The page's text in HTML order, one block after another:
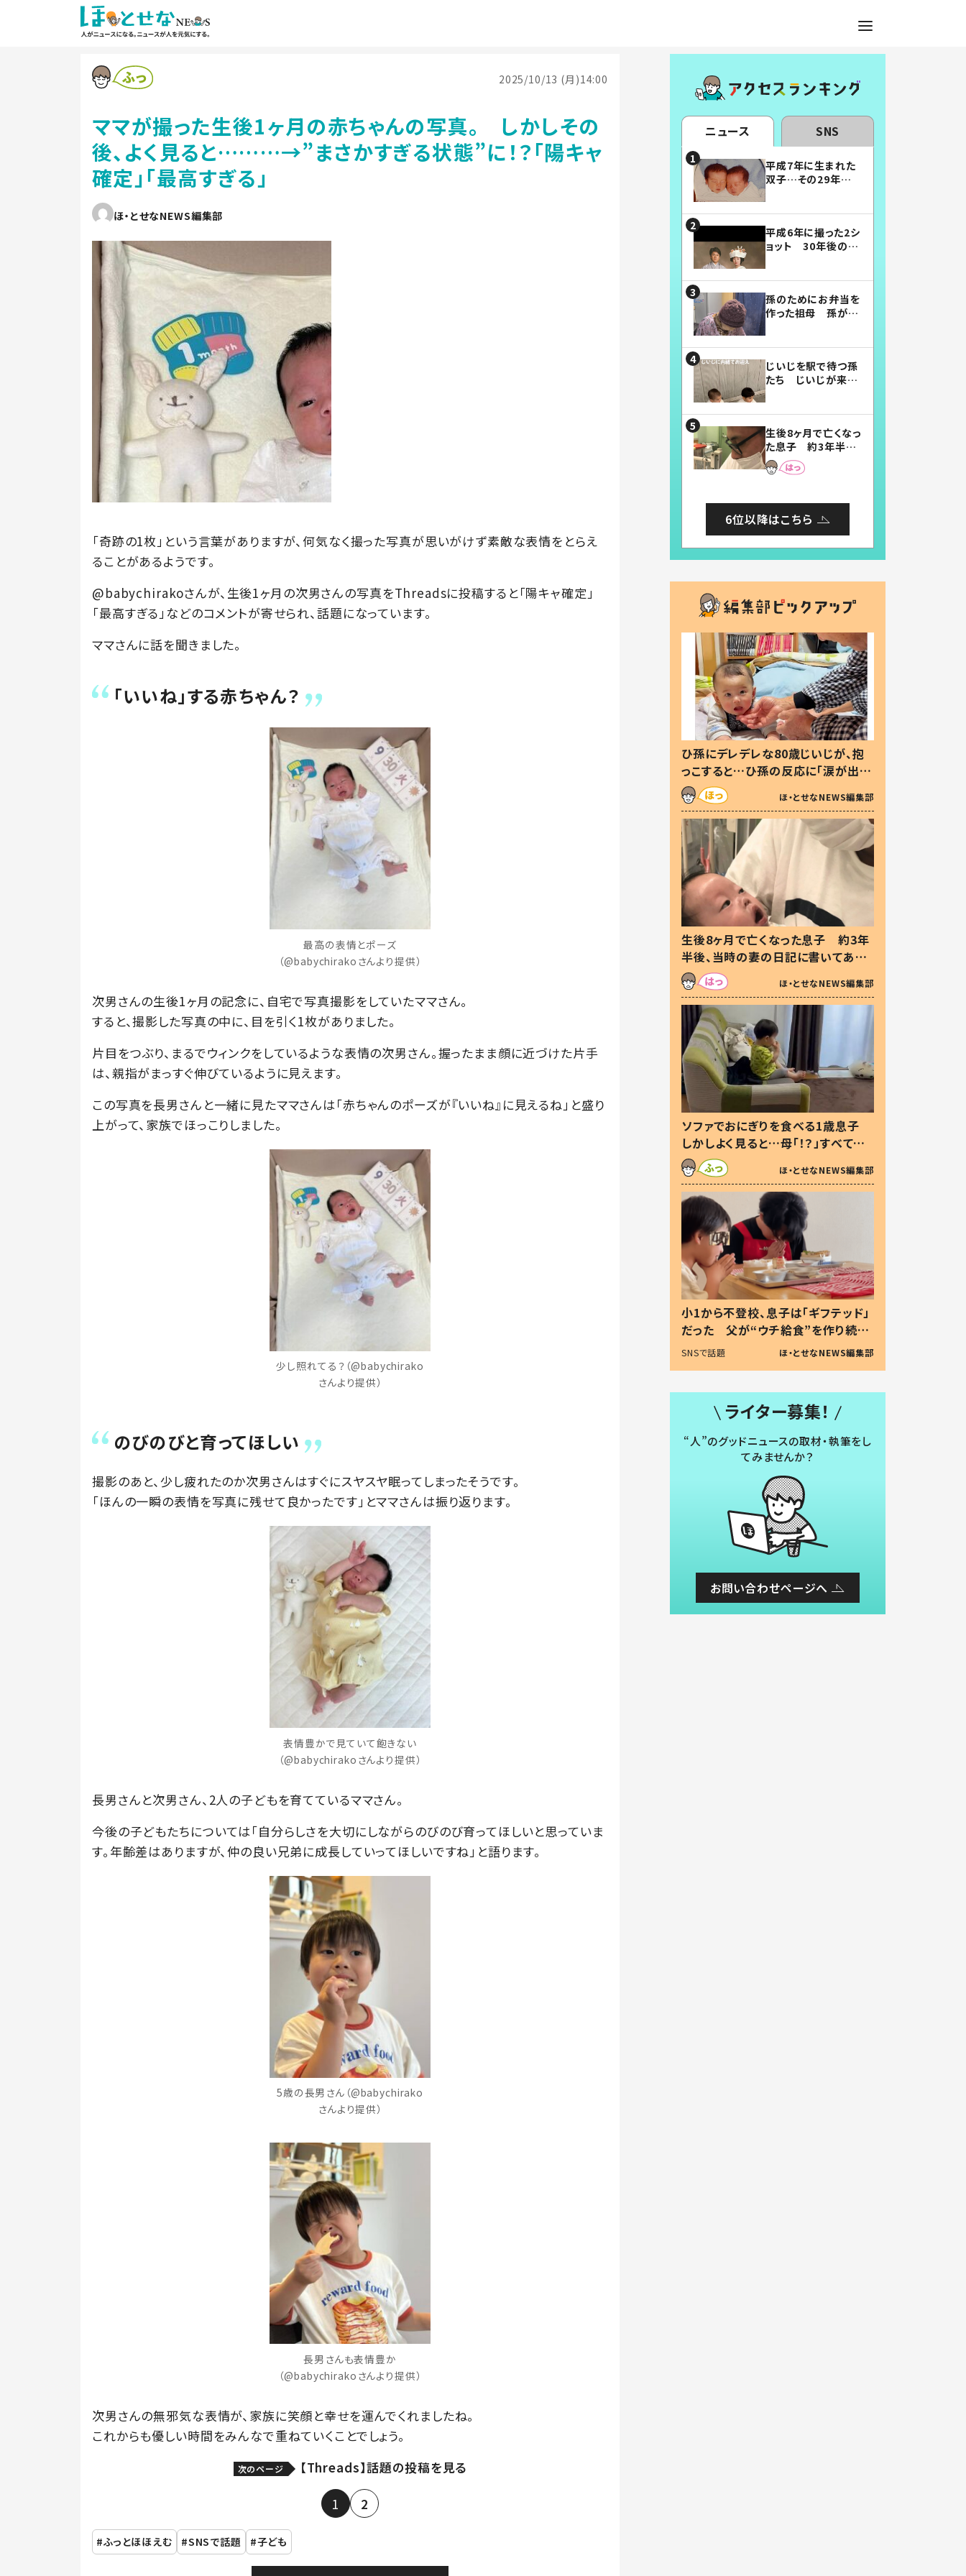
2025/10/13 (月)14:00
ママが撮った生後1ヶ月の赤ちゃんの写真。 しかしその
後、よく見ると………→”まさかすぎる状態”に！？「陽キャ
確定」「最高すぎる」
ほ・とせなNEWS編集部
「奇跡の1枚」という言葉がありますが、何気なく撮った写真が思いがけず素敵な表情をとらえ
ることがあるようです。
@babychirakoさんが、生後1ヶ月の次男さんの写真をThreadsに投稿すると「陽キャ確定」
「最高すぎる」などのコメントが寄せられ、話題になっています。
ママさんに話を聞きました。
「いいね」する赤ちゃん？
最高の表情とポーズ
（@babychirakoさんより提供）
次男さんの生後1ヶ月の記念に、自宅で写真撮影をしていたママさん。
すると、撮影した写真の中に、目を引く1枚がありました。
片目をつぶり、まるでウィンクをしているような表情の次男さん。握ったまま顔に近づけた片手
は、親指がまっすぐ伸びているように見えます。
この写真を長男さんと一緒に見たママさんは「赤ちゃんのポーズが『いいね』に見えるね」と盛り
上がって、家族でほっこりしました。
少し照れてる？（@babychirako
さんより提供）
のびのびと育ってほしい
撮影のあと、少し疲れたのか次男さんはすぐにスヤスヤ眠ってしまったそうです。
「ほんの一瞬の表情を写真に残せて良かったです」とママさんは振り返ります。
表情豊かで見ていて飽きない
（@babychirakoさんより提供）
長男さんと次男さん、2人の子どもを育てているママさん。
今後の子どもたちについては「自分らしさを大切にしながらのびのび育ってほしいと思っていま
す。年齢差はありますが、仲の良い兄弟に成長していってほしいですね」と語ります。
5歳の長男さん（@babychirako
さんより提供）
長男さんも表情豊か
（@babychirakoさんより提供）
次男さんの無邪気な表情が、家族に笑顔と幸せを運んでくれましたね。
これからも優しい時間をみんなで重ねていくことでしょう。
次のページ 【Threads】話題の投稿を見る
1 2
ふっとほほえむ SNSで話題 子ども
ニュース SNS
平成7年に生まれた
双子…その29年後
平成6年に撮った2シ
ョット 30年後の姿
孫のためにお弁当を
作った祖母 孫が絶
じいじを駅で待つ孫
たち じいじが来た
まらない」「幸せにな
れる」
生後8ヶ月で亡くなっ
た息子 約3年半
後、当時の妻の日記
に書いてあった本音
6位以降はこちら
ひ孫にデレデレな80歳じいじが、抱
っこすると…ひ孫の反応に「涙が出ま
した」「可愛くて仕方ない」
ほ・とせなNEWS編集部
生後8ヶ月で亡くなった息子 約3年
半後、当時の妻の日記に書いてあっ
た本音とは
ほ・とせなNEWS編集部
ソファでおにぎりを食べる1歳息子
しかしよく見ると…母「！？」すべてを
察した母の投稿に「可愛いから許
す！」「現行犯〜」
ほ・とせなNEWS編集部
小1から不登校、息子は「ギフテッド」
だった 父が“ウチ給食”を作り続け
る理由とは #令和の親 #令和の子
SNSで話題 ほ・とせなNEWS編集部
ライター募集！
“人”のグッドニュースの取材・執筆をし
てみませんか？
お問い合わせページへ